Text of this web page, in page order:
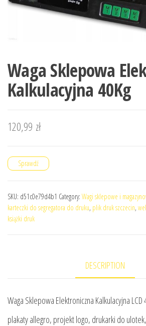
Waga Sklepowa
Kalkulacyjna 40Kg
120,99 zł
Sprawdź
SKU: d51c0e79d4b1 Category: Wagi sklepowe i
karteczki do segregatora do druku, plik druk szczecin,
książki druk
DESCRIPTION
Waga Sklepowa Elektroniczna Kalkulacyjna LCD
plakaty allegro, projekt logo, drukarki do